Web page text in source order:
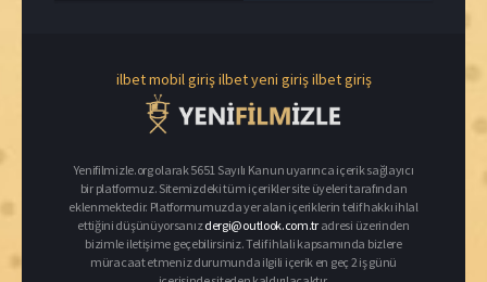
ilbet mobil girişilbet yeni girişilbet giriş
Yenifilmizle.org olarak 5651 Sayılı Kanun uyarınca içerik sağlayıcı
bir platformuz. Sitemizdeki tüm içerikler site üyeleri tarafından
eklenmektedir. Platformumuzda yer alan içeriklerin telif hakkı ihlal
ettiğini düşünüyorsanızdergi@outlook.com.tr adresi üzerinden
bizimle iletişime geçebilirsiniz. Telif ihlali kapsamında bizlere
müracaat etmeniz durumunda ilgili içerik en geç 2 iş günü